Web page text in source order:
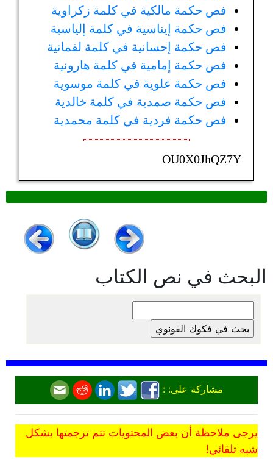
فص حكمة مالكية في كلمة زكراوية
فص حكمة إيناسية في كلمة إلياسية
فص حكمة إحسانية في كلمة لقمانية
فص حكمة إمامية في كلمة هارونية
فص حكمة علوية في كلمة موسوية
فص حكمة صمدية في كلمة خالدية
فص حكمة فردية في كلمة محمدية
OU0X0JhQZ7Y
البحث في نص الكتاب
مشاركة على: :
يرجى ملاحظة أن بعض المحتويات تتم ترجمتها بشكل
شبه تلقائي!